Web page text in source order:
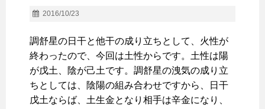
2016/10/23
調舒星の日干と他干の成り立ちとして、火性が
終わったので、今回は土性からです。土性は陽
が戊土、陰が己土です。調舒星の洩気の成り立
ちとしては、陰陽の組み合わせですから、日干
戊土ならば、土生金となり相手は辛金になり、